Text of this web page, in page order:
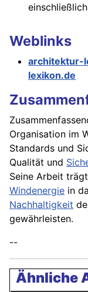
Weblinks
architektur-
lexikon.de
Organisation im
Standards und
Qualität und
Seine Arbeit
Windenergie in
Nachhaltigkeit
gewährleisten.
--
Ähnliche